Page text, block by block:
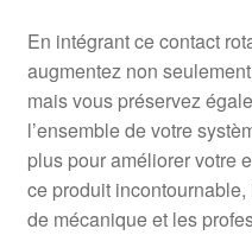
En intégrant ce contact
augmentez non
mais vous préservez
l’ensemble de votre
plus pour améliorer votre
ce produit
de mécanique et les